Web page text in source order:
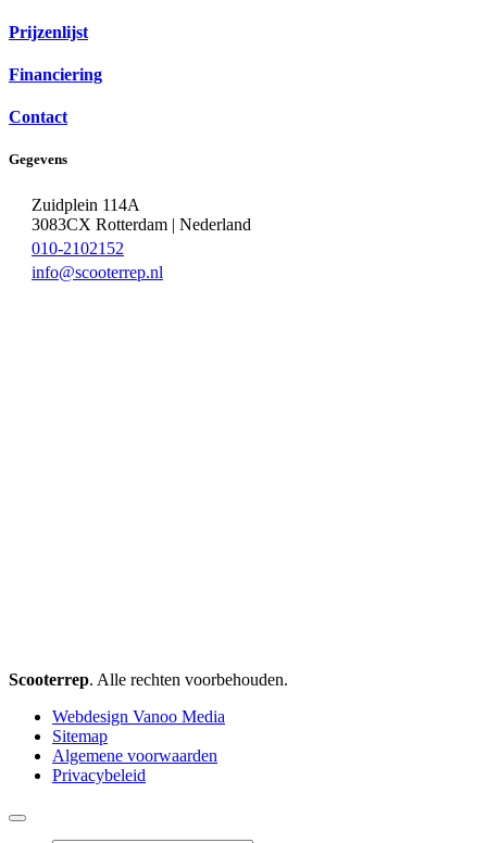
Prijzenlijst
Financiering
Contact
Gegevens
Zuidplein 114A
3083CX Rotterdam | Nederland
010-2102152
info@scooterrep.nl
Scooterrep. Alle rechten voorbehouden.
Webdesign Vanoo Media
Sitemap
Algemene voorwaarden
Privacybeleid